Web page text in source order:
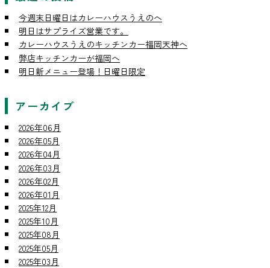
今週末日曜日はカレーハウスうえのへ
明日はサプライズ営業です。
カレーハウスうえのキッチンカー福岡天神へ
弊店キッチンカーが福岡へ
明日新メニュー登場！日曜日限定
アーカイブ
2026年06月
2026年05月
2026年04月
2026年03月
2026年02月
2026年01月
2025年12月
2025年10月
2025年08月
2025年05月
2025年03月